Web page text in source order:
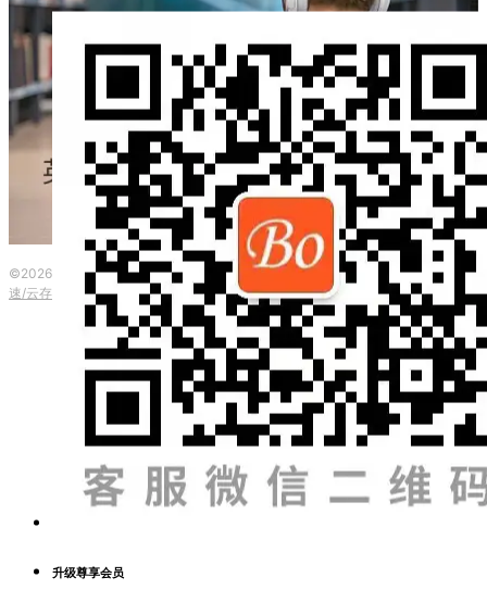
©2026 波英教育咨询 · 粤ICP备2023153917号| 本网站由
提供CDN加
速/云存储服务
升级尊享会员